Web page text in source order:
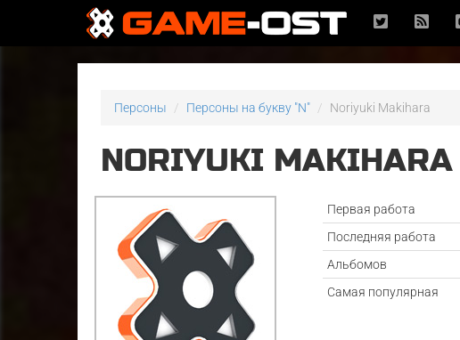
Персоны Персоны на букву "N" Noriyuki Makihara
NORIYUKI MAKIHARA
Первая работа
Последняя работа
Альбомов
Самая популярная